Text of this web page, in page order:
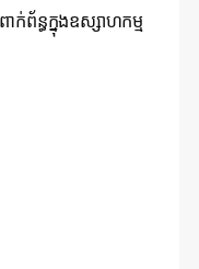
ក់ព័ន្ធក្នុងឧស្សាហកម្ម